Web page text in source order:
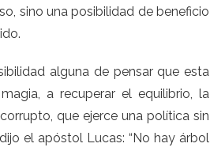
sino una posibilidad de beneficio
alguna de pensar que esta
a recuperar el equilibrio, la
que ejerce una política sin
el apóstol Lucas: “No hay árbol